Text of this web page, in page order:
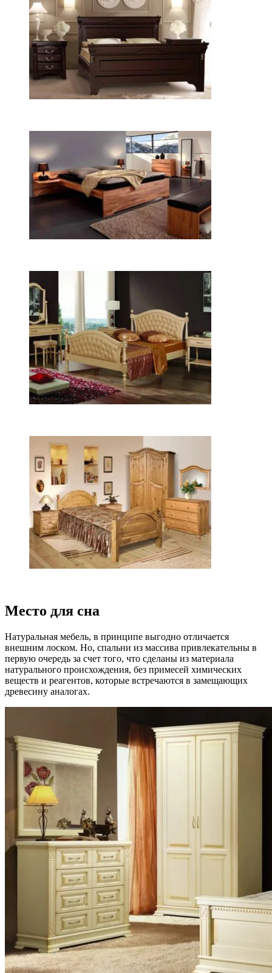
Место для сна
Натуральная мебель, в принципе выгодно отличается
внешним лоском. Но, спальни из массива привлекательны в
первую очередь за счет того, что сделаны из материала
натурального происхождения, без примесей химических
веществ и реагентов, которые встречаются в замещающих
древесину аналогах.